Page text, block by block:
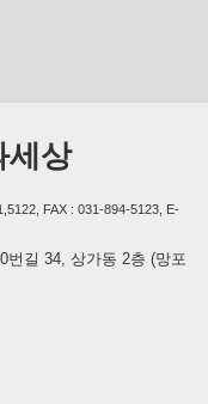
세상
FAX : 031-894-5123, E-
번길 34, 상가동 2층 (망포